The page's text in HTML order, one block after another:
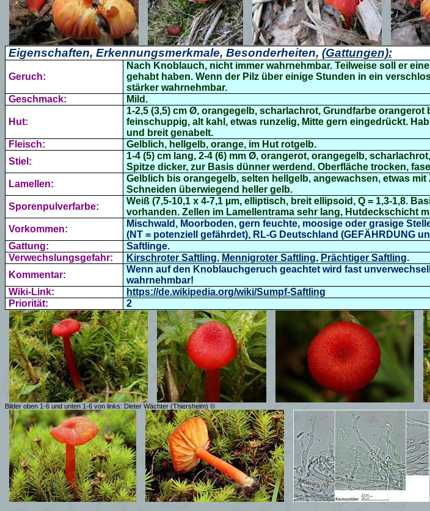
Eigenschaften, Erkennungsmerkmale, Besonderheiten, (Gattungen):
Geruch:
Nach Knoblauch, nicht immer wahrnehmbar. Teilweise soll er
gehabt haben. Wenn der Pilz über einige Stunden in ein
stärker wahrnehmbar.
Geschmack:
Mild.
Hut:
1-2,5 (3,5) cm Ø, orangegelb, scharlachrot, Grundfarbe
feinschuppig, alt kahl, etwas runzelig, Mitte gern eingedrückt.
und breit genabelt.
Fleisch:
Gelblich, hellgelb, orange, im Hut rotgelb.
Stiel:
1-4 (5) cm lang, 2-4 (6) mm Ø, orangerot, orangegelb,
Spitze dicker, zur Basis dünner werdend. Oberfläche trocken,
Lamellen:
Gelblich bis orangegelb, selten hellgelb, angewachsen, etwas
Schneiden überwiegend heller gelb.
Sporenpulverfarbe:
Weiß (7,5-10,1 x 4-7,1 µm, elliptisch, breit ellipsoid, Q = 1,3-1,8.
vorhanden. Zellen im Lamellentrama sehr lang, Hutdeckschicht
Vorkommen:
Mischwald, Moorboden, gern feuchte, moosige oder grasige
(NT = potenziell
gefährdet), RL-G Deutschland (GEFÄHRDUNG
Gattung:
Saftlinge.
Verwechslungsgefahr:
Kirschroter Saftling, Mennigroter Saftling, Prächtiger Saftling.
Kommentar:
Wenn auf den Knoblauchgeruch geachtet wird fast
wahrnehmbar!
Wiki-Link:
https://de.wikipedia.org/wiki/Sumpf-Saftling
Priorität:
2
Bilder oben 1-6 und unten 1-6 von links: Dieter Wächter (Thiersheim) ©